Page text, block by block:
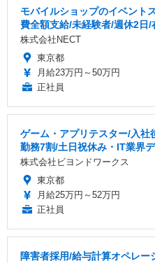
モバイルショップのイベント
費全額支給/未経験者/週休2日/
株式会社NECT
東京都
月給23万円～50万円
正社員
ゲーム・アプリテスター/入社
勤務7割/土日祝休み・IT業界
株式会社ビヨンドワークス
東京都
月給25万円～52万円
正社員
障害者採用/給与計算オペレ